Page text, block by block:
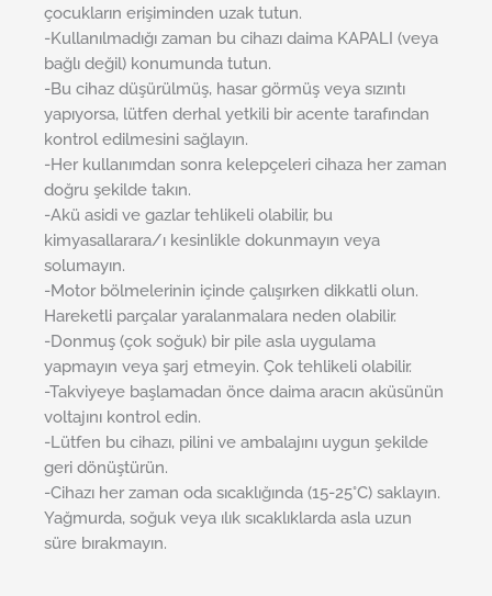
çocukların erişiminden uzak tutun.
-Kullanılmadığı zaman bu cihazı daima KAPALI (veya
bağlı değil) konumunda tutun.
-Bu cihaz düşürülmüş, hasar görmüş veya sızıntı
yapıyorsa, lütfen derhal yetkili bir acente tarafından
kontrol edilmesini sağlayın.
-Her kullanımdan sonra kelepçeleri cihaza her zaman
doğru şekilde takın.
-Akü asidi ve gazlar tehlikeli olabilir, bu
kimyasallarara/ı kesinlikle dokunmayın veya
solumayın.
-Motor bölmelerinin içinde çalışırken dikkatli olun.
Hareketli parçalar yaralanmalara neden olabilir.
-Donmuş (çok soğuk) bir pile asla uygulama
yapmayın veya şarj etmeyin. Çok tehlikeli olabilir.
-Takviyeye başlamadan önce daima aracın aküsünün
voltajını kontrol edin.
-Lütfen bu cihazı, pilini ve ambalajını uygun şekilde
geri dönüştürün.
-Cihazı her zaman oda sıcaklığında (15-25°C) saklayın.
Yağmurda, soğuk veya ılık sıcaklıklarda asla uzun
süre bırakmayın.